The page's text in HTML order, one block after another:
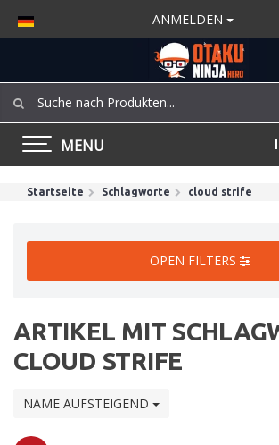
ANMELDEN
MENU
Startseite Schlagworte cloud strife
OPEN FILTERS
ARTIKEL MIT
CLOUD STRIFE
NAME AUFSTEIGEND